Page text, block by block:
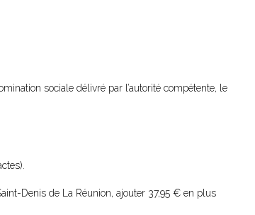
sociale délivré par l’autorité compétente, le
Denis de La Réunion, ajouter 37,95 € en plus